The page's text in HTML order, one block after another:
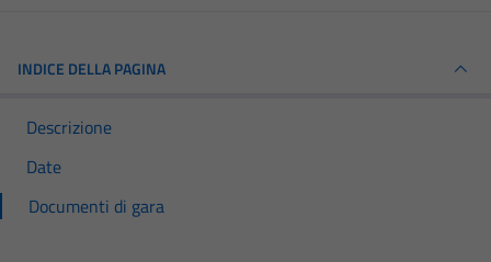
INDICE DELLA PAGINA
Descrizione
Date
Documenti di gara